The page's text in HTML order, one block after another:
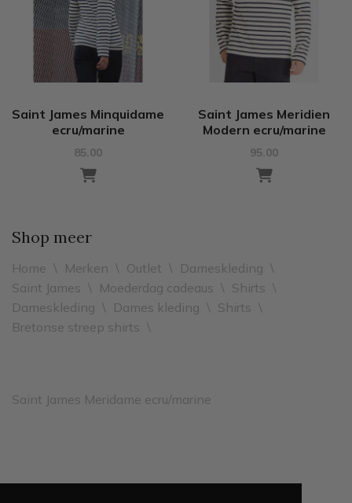
Saint James Minquidame
ecru/marine
85.00
Saint James Meridien
Modern ecru/marine
95.00
Shop meer
Home \ Merken \ Outlet \ Dameskleding \
Saint James \ Moederdag cadeaus \ Shirts \
Dameskleding \ Dames kleding \ Shirts \
Bretonse streep shirts \
Saint James Meridame ecru/marine